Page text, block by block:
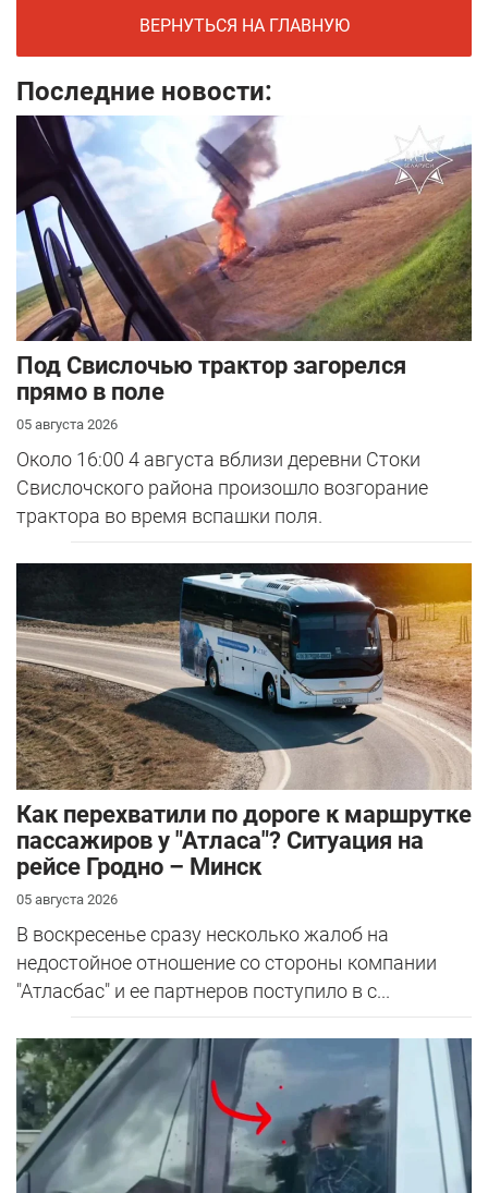
ВЕРНУТЬСЯ НА ГЛАВНУЮ
Последние новости:
Под Свислочью трактор загорелся
прямо в поле
05 августа 2026
Около 16:00 4 августа вблизи деревни Стоки
Свислочского района произошло возгорание
трактора во время вспашки поля.
Как перехватили по дороге к маршрутке
пассажиров у "Атласа"? Ситуация на
рейсе Гродно – Минск
05 августа 2026
В воскресенье сразу несколько жалоб на
недостойное отношение со стороны компании
"Атласбас" и ее партнеров поступило в с...